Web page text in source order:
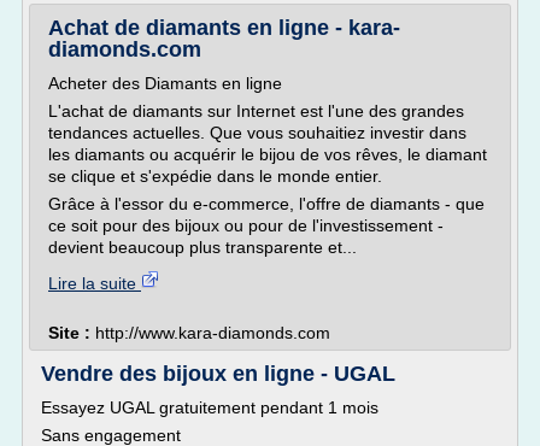
Achat de diamants en ligne - kara-
diamonds.com
Acheter des Diamants en ligne
L'achat de diamants sur Internet est l'une des grandes
tendances actuelles. Que vous souhaitiez investir dans
les diamants ou acquérir le bijou de vos rêves, le diamant
se clique et s'expédie dans le monde entier.
Grâce à l'essor du e-commerce, l'offre de diamants - que
ce soit pour des bijoux ou pour de l'investissement -
devient beaucoup plus transparente et...
Lire la suite
Site : http://www.kara-diamonds.com
Vendre des bijoux en ligne - UGAL
Essayez UGAL gratuitement pendant 1 mois
Sans engagement